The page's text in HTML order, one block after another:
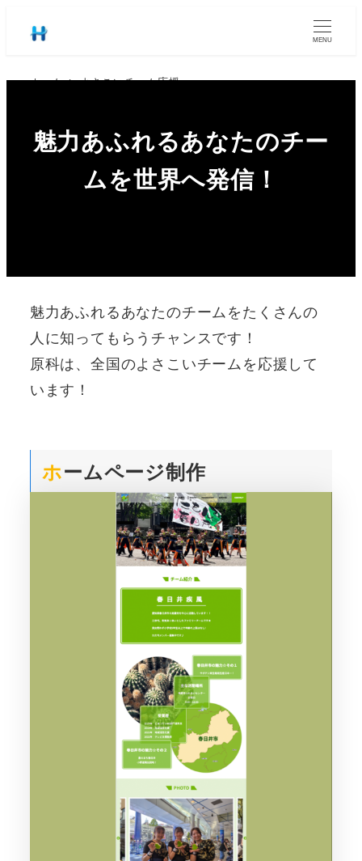
MENU
ホーム よさこいチーム応援
魅力あふれるあなたのチー
ムを世界へ発信！
魅力あふれるあなたのチームをたくさんの
人に知ってもらうチャンスです！
原科は、全国のよさこいチームを応援して
います！
ホームページ制作